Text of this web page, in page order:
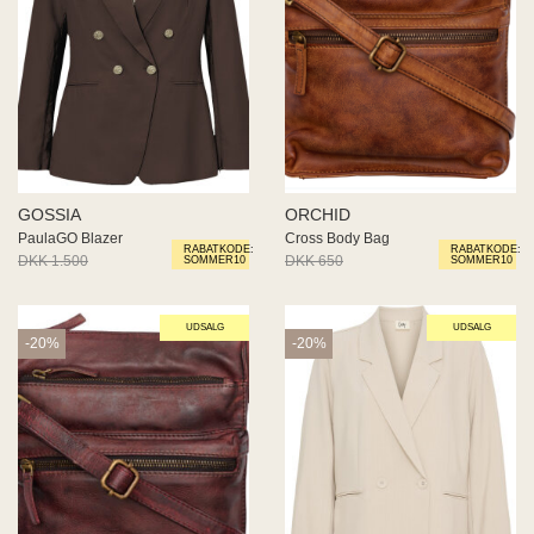
RABATKODE:
SOMMER10
GOSSIA
PaulaGO Blazer
DKK 1.500
DKK 1.200
RABATKODE:
SOMMER10
ORCHID
Cross Body Bag
DKK 650
DKK 520
UDSALG
-20%
UDSALG
-20%